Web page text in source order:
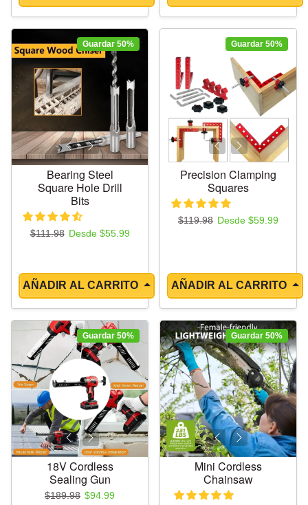
Guardar 50%
Bearing Steel
Square Hole Drill
Bits
Precio regular
$111.98 Precio de oferta
Desde $55.99
AÑADIR AL CARRITO
Guardar 50%
Precision Clamping
Squares
Precio regular
$119.98 Precio de oferta
Desde $59.99
AÑADIR AL CARRITO
Guardar 50%
18V Cordless
Sealing Gun
Precio regular
$189.98 Precio de oferta
$94.99
Guardar 50%
Mini Cordless
Chainsaw